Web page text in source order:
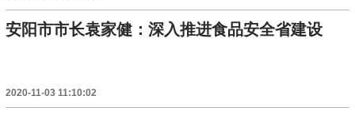
安阳市市长袁家健：深入推进食品安全省建设
2020-11-03 11:10:02